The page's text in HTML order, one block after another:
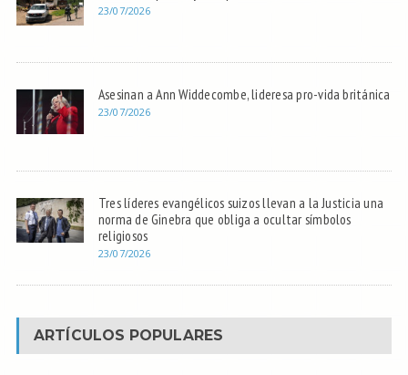
23/07/2026
Asesinan a Ann Widdecombe, lideresa pro-vida británica
23/07/2026
Tres líderes evangélicos suizos llevan a la Justicia una
norma de Ginebra que obliga a ocultar símbolos
religiosos
23/07/2026
ARTÍCULOS POPULARES